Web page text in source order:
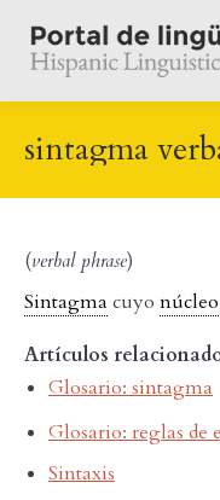
sintagma
(verbal phrase)
Sintagma cuyo núcleo
Artículos
Glosario: sintagma
Glosario: reglas de
Sintaxis